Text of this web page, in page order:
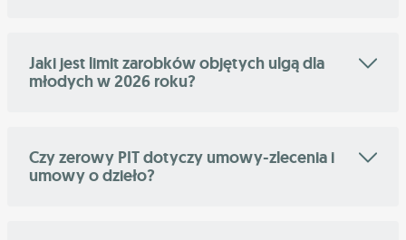
Jaki jest limit zarobków objętych ulgą dla
młodych w 2026 roku?
Czy zerowy PIT dotyczy umowy-zlecenia i
umowy o dzieło?